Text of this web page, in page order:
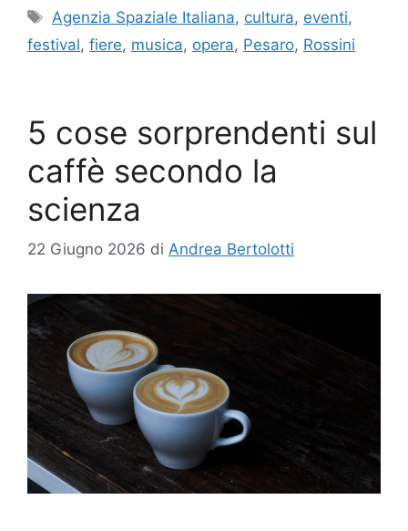
Tag
Agenzia Spaziale Italiana, cultura, eventi,
festival, fiere, musica, opera, Pesaro, Rossini
5 cose sorprendenti sul
caffè secondo la
scienza
22 Giugno 2026 di Andrea Bertolotti